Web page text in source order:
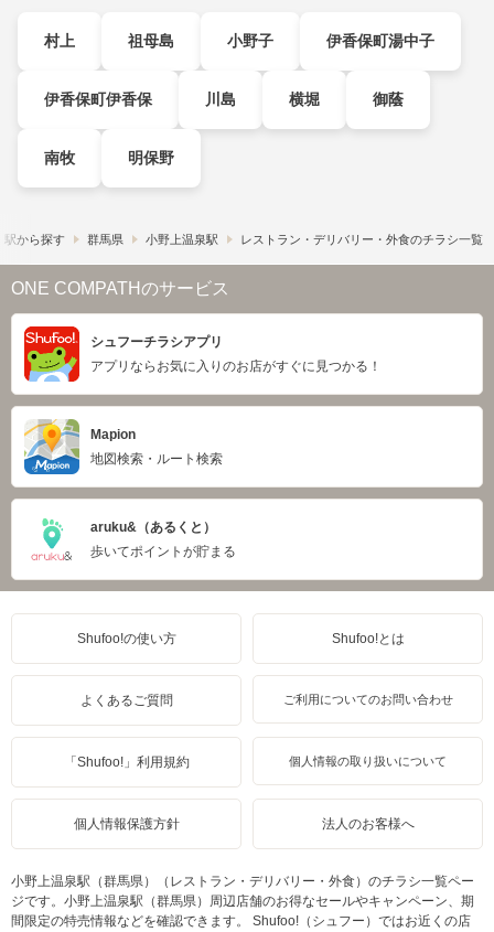
村上 祖母島 小野子 伊香保町湯中子
伊香保町伊香保 川島 横堀 御蔭
南牧 明保野
駅から探す 群馬県 小野上温泉駅 レストラン・デリバリー・外食のチラシ一覧
ONE COMPATHのサービス
シュフーチラシアプリ
アプリならお気に入りのお店がすぐに見つかる！
Mapion
地図検索・ルート検索
aruku&（あるくと）
歩いてポイントが貯まる
Shufoo!の使い方 Shufoo!とは
よくあるご質問 ご利用についてのお問い合わせ
「Shufoo!」利用規約 個人情報の取り扱いについて
個人情報保護方針 法人のお客様へ
小野上温泉駅（群馬県）（レストラン・デリバリー・外食）のチラシ一覧ペー
ジです。小野上温泉駅（群馬県）周辺店舗のお得なセールやキャンペーン、期
間限定の特売情報などを確認できます。 Shufoo!（シュフー）ではお近くの店